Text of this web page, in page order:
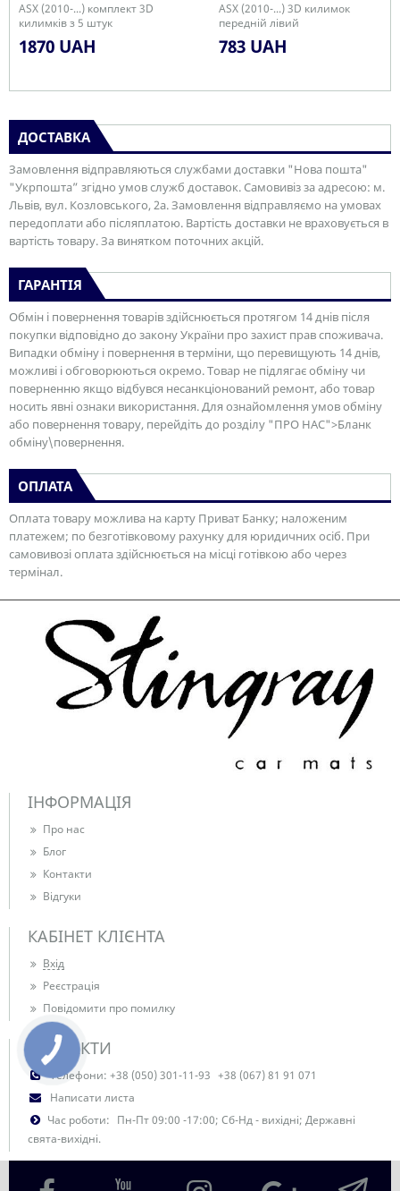
ASX (2010-...) комплект 3D
килимків з 5 штук
1870 UAH
ASX (2010-...) 3D килимок
передній лівий
783 UAH
ДОСТАВКА
Замовлення відправляються службами доставки "Нова пошта"
"Укрпошта” згідно умов служб доставок. Самовивіз за адресою: м.
Львів, вул. Козловського, 2а. Замовлення відправляємо на умовах
передоплати або післяплатою. Вартість доставки не враховується в
вартість товару. За винятком поточних акцій.
ГАРАНТІЯ
Обмін і повернення товарів здійснюється протягом 14 днів після
покупки відповідно до закону України про захист прав споживача.
Випадки обміну і повернення в терміни, що перевищують 14 днів,
можливі і обговорюються окремо. Товар не підлягає обміну чи
поверненню якщо відбувся несанкціонований ремонт, або товар
носить явні ознаки використання. Для ознайомлення умов обміну
або повернення товару, перейдіть до розділу "ПРО НАС">Бланк
обміну\повернення.
ОПЛАТА
Оплата товару можлива на карту Приват Банку; наложеним
платежем; по безготівковому рахунку для юридичних осіб. При
самовивозі оплата здійснюється на місці готівкою або через
термінал.
ІНФОРМАЦІЯ
Про нас
Блог
Контакти
Відгуки
КАБІНЕТ КЛІЄНТА
Вхід
Реєстрація
Повідомити про помилку
КОНТАКТИ
Телефони: +38 (050) 301-11-93 +38 (067) 81 91 071
Написати листа
Час роботи: Пн-Пт 09:00 -17:00; Сб-Нд - вихідні; Державні
свята-вихідні.